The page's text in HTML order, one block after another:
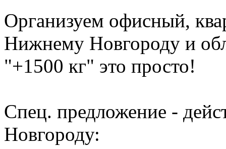
Организуем офисный,
Нижнему Новгороду и
"+1500 кг" это просто!
Спец. предложение -
Новгороду: